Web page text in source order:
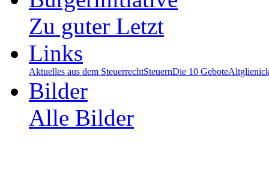
Zu guter Letzt
Links
Aktuelles aus dem SteuerrechtSteuernDie 10 Gebote
Bilder
Alle Bilder